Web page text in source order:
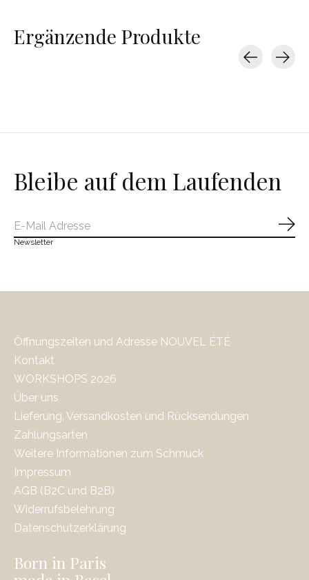
Ergänzende Produkte
Bleibe auf dem Laufenden
Newsletter
Öffnungszeiten und Adresse NOUVEL ÉTÉ
Kontakt
WORKSHOPS 2026
Über uns
Lieferung, Versandkosten und Rücksendungen
Zahlungsarten
Weitere Informationen zum Schmuck
Impressum
AGB (B2C und B2B)
Widerrufsbelehrung
Datenschutzerklärung
Born in Paris